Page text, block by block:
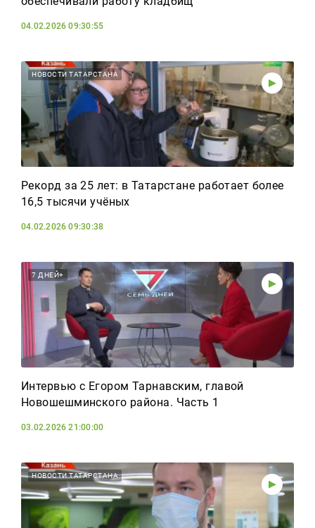
04.02.2026 09:30:55
НОВОСТИ ТАТАРСТАНА
Рекорд за 25 лет: в Татарстане работает более
16,5 тысячи учёных
04.02.2026 09:30:38
7 ДНЕЙ+
Интервью с Егором Тарнавским, главой
Новошешминского района. Часть 1
03.02.2026 21:00:00
НОВОСТИ ТАТАРСТАНА